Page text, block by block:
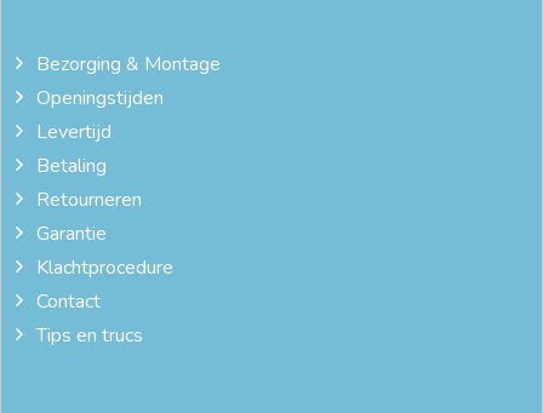
Bezorging & Montage
Openingstijden
Levertijd
Betaling
Retourneren
Garantie
Klachtprocedure
Contact
Tips en trucs